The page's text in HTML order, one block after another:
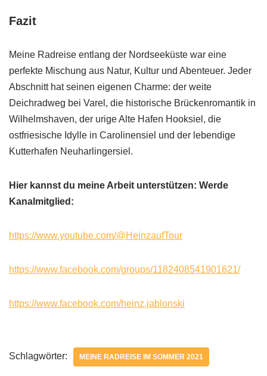
Fazit
Meine Radreise entlang der Nordseeküste war eine
perfekte Mischung aus Natur, Kultur und Abenteuer. Jeder
Abschnitt hat seinen eigenen Charme: der weite
Deichradweg bei Varel, die historische Brückenromantik in
Wilhelmshaven, der urige Alte Hafen Hooksiel, die
ostfriesische Idylle in Carolinensiel und der lebendige
Kutterhafen Neuharlingersiel.
Hier kannst du meine Arbeit unterstützen: Werde
Kanalmitglied:
https://www.youtube.com/@HeinzaufTour
https://www.facebook.com/groups/1182408541901621/
https://www.facebook.com/heinz.jablonski
Schlagwörter: MEINE RADREISE IM SOMMER 2021